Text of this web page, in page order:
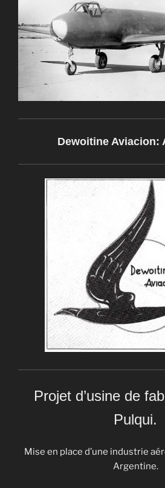
Dewoitine Aviacion:
Projet d’usine de
Pulqui.
Mise en place d’une industrie
Argentine.